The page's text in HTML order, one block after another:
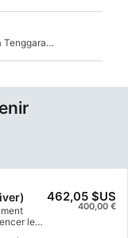
Tenggara
les
462,05 $US
400,00 €